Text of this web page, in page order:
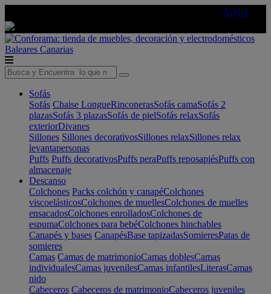
AQUÍ
Baleares Canarias
Sofás
Sofás Chaise LongueRinconerasSofás camaSofás 2
plazasSofás 3 plazasSofás de pielSofás relaxSofás
exteriorDivanes
Sillones Sillones decorativosSillones relaxSillones relax
levantapersonas
Puffs Puffs decorativosPuffs peraPuffs reposapiésPuffs con
almacenaje
Descanso
Colchones Packs colchón y canapéColchones
viscoelásticosColchones de muellesColchones de muelles
ensacadosColchones enrolladosColchones de
espumaColchones para bebéColchones hinchables
Canapés y bases CanapésBase tapizadasSomieresPatas de
somieres
Camas Camas de matrimonioCamas doblesCamas
individualesCamas juvenilesCamas infantilesLiterasCamas
nido
Cabeceros Cabeceros de matrimonioCabeceros juveniles